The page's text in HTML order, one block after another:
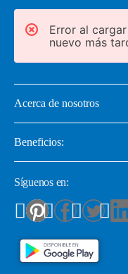
Error al
nuevo más
Acerca de nosotros
Beneficios:
Síguenos en: